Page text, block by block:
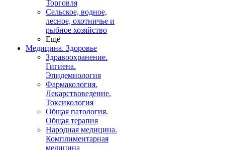
Торговля
Сельское, водное,
лесное, охотничье и
рыбное хозяйство
Ещё
Медицина. Здоровье
Здравоохранение.
Гигиена.
Эпидемиология
Фармакология.
Лекарствоведение.
Токсикология
Общая патология.
Общая терапия
Народная медицина.
Комплиментарная
медицина